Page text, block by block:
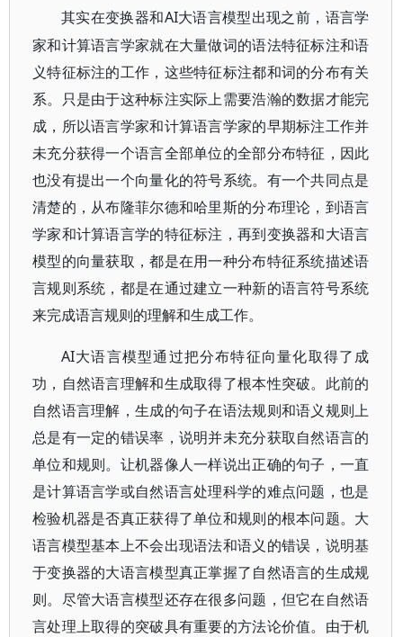
其实在变换器和AI大语言模型出现之前，语言学
家和计算语言学家就在大量做词的语法特征标注和语
义特征标注的工作，这些特征标注都和词的分布有关
系。只是由于这种标注实际上需要浩瀚的数据才能完
成，所以语言学家和计算语言学家的早期标注工作并
未充分获得一个语言全部单位的全部分布特征，因此
也没有提出一个向量化的符号系统。有一个共同点是
清楚的，从布隆菲尔德和哈里斯的分布理论，到语言
学家和计算语言学的特征标注，再到变换器和大语言
模型的向量获取，都是在用一种分布特征系统描述语
言规则系统，都是在通过建立一种新的语言符号系统
来完成语言规则的理解和生成工作。
AI大语言模型通过把分布特征向量化取得了成
功，自然语言理解和生成取得了根本性突破。此前的
自然语言理解，生成的句子在语法规则和语义规则上
总是有一定的错误率，说明并未充分获取自然语言的
单位和规则。让机器像人一样说出正确的句子，一直
是计算语言学或自然语言处理科学的难点问题，也是
检验机器是否真正获得了单位和规则的根本问题。大
语言模型基本上不会出现语法和语义的错误，说明基
于变换器的大语言模型真正掌握了自然语言的生成规
则。尽管大语言模型还存在很多问题，但它在自然语
言处理上取得的突破具有重要的方法论价值。由于机